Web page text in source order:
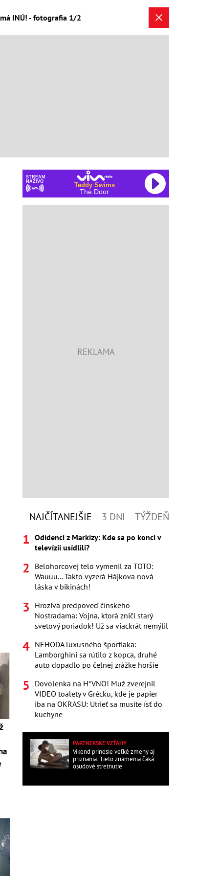
INÚ! - fotografia 1/2
STREAM
NAŽIVO
Teddy Swims
The Door
NAJČÍTANEJŠIE 3 DNI TÝŽDEŇ
Odídenci z Markízy: Kde sa po konci v
televízii usídlili?
Belohorcovej telo vymenil za TOTO:
Wauuu... Takto vyzerá Hájkova nová
láska v bikinách!
Hrozivá predpoveď čínskeho
Nostradama: Vojna, ktorá zničí starý
svetový poriadok! Už sa viackrát nemýlil
NEHODA luxusného športiaka:
Lamborghini sa rútilo z kopca, druhé
auto dopadlo po čelnej zrážke horšie
Dovolenka na H*VNO! Muž zverejnil
VIDEO toalety v Grécku, kde je papier
iba na OKRASU: Utrieť sa musíte ísť do
kuchyne
PARTNERSKÉ VZŤAHY
Víkend prinesie veľké zmeny aj
priznania: Tieto znamenia čaká
osudové stretnutie